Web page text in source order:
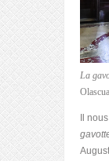
La
Il